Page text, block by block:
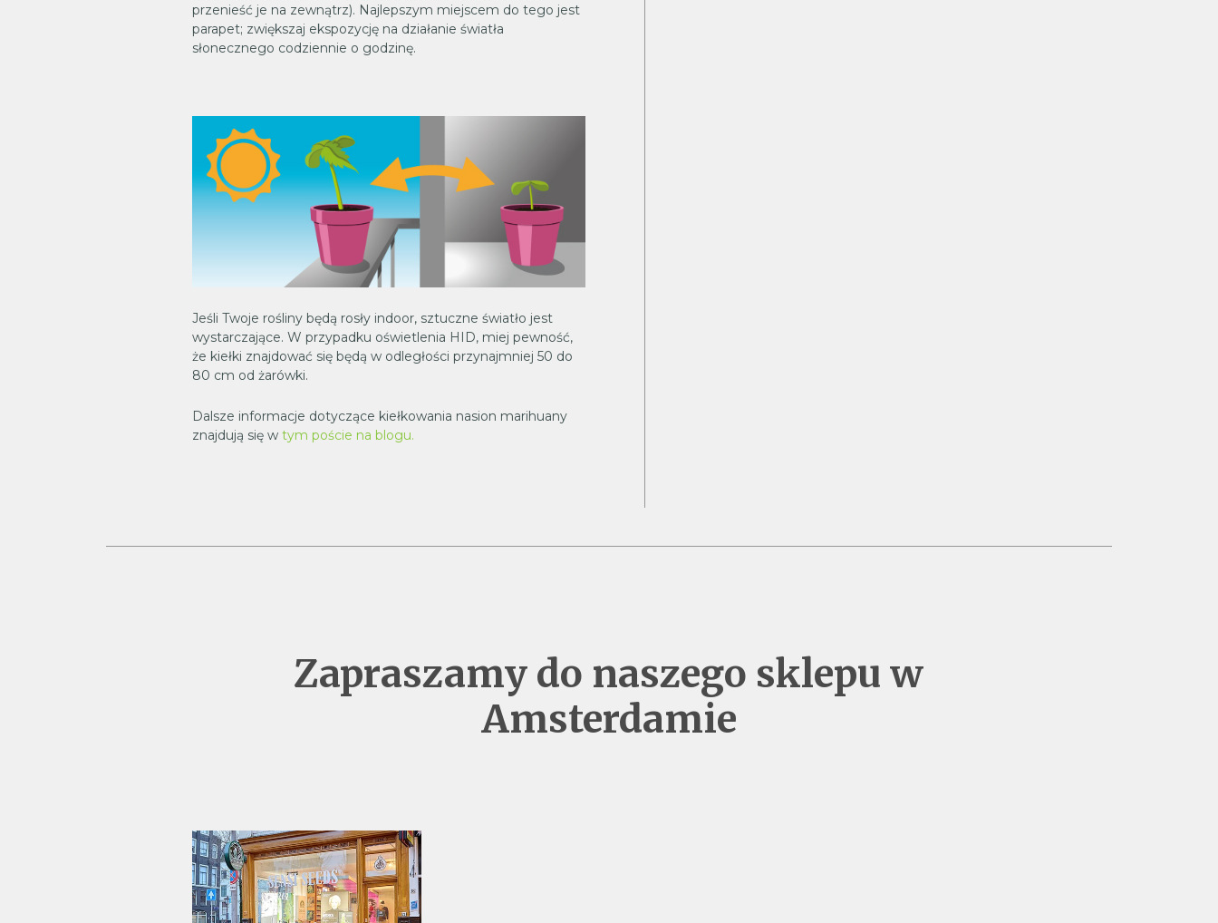
przenieść je na zewnątrz). Najlepszym miejscem do tego jest
parapet; zwiększaj ekspozycję na działanie światła
słonecznego codziennie o godzinę.
Jeśli Twoje rośliny będą rosły indoor, sztuczne światło jest
wystarczające. W przypadku oświetlenia HID, miej pewność,
że kiełki znajdować się będą w odległości przynajmniej 50 do
80 cm od żarówki.
Dalsze informacje dotyczące kiełkowania nasion marihuany
znajdują się w tym poście na blogu.
Zapraszamy do naszego sklepu w
Amsterdamie